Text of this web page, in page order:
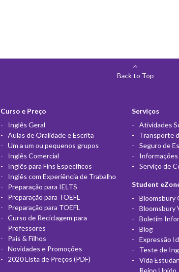
Back to Top
Curso e Preço
Inglês Geral
Aulas de Oralidade e Escrita
Um a um ou pequenos grupos
Inglês Comercial
Inglês para Fins Específicos
Inglês com Experiência de Trabalho
Preparação para IELTS
Preparação para TOEFL
Preparação para TOEFL
Curso de Reciclagem para
Professores
Pais & Filhos
Novidades e Promoções
2020 Lista de Preços (PDF)
Serviços
Atividades
Transporte
Seguro de
Serviço de
Student
Bloomsbury
Bloomsbury
Boletim
Blog
Expressão
Teste de
Vida
Reino Unido